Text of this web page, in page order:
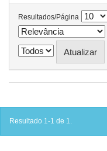
Resultados/Página
Resultado 1-1 de 1.